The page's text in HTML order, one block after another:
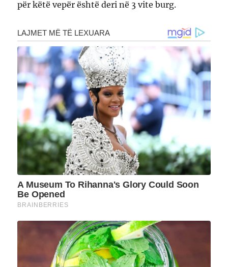
për këtë vepër është deri në 3 vite burg.